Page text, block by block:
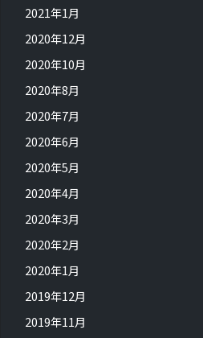
2021年1月
2020年12月
2020年10月
2020年8月
2020年7月
2020年6月
2020年5月
2020年4月
2020年3月
2020年2月
2020年1月
2019年12月
2019年11月